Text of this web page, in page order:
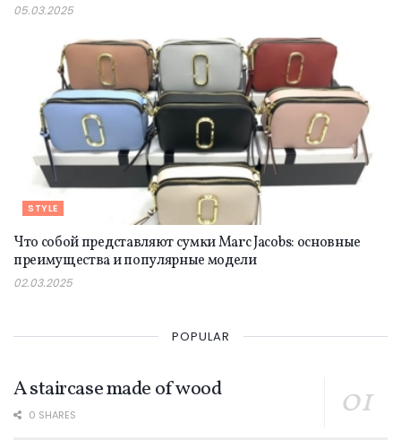
05.03.2025
STYLE
Что собой представляют сумки Marc Jacobs: основные
преимущества и популярные модели
02.03.2025
POPULAR
A staircase made of wood
0 SHARES